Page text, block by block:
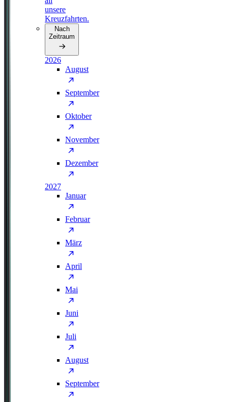
unsere
Kreuzfahrten.
Nach
Zeitraum
2026
August
September
Oktober
November
Dezember
2027
Januar
Februar
März
April
Mai
Juni
Juli
August
September